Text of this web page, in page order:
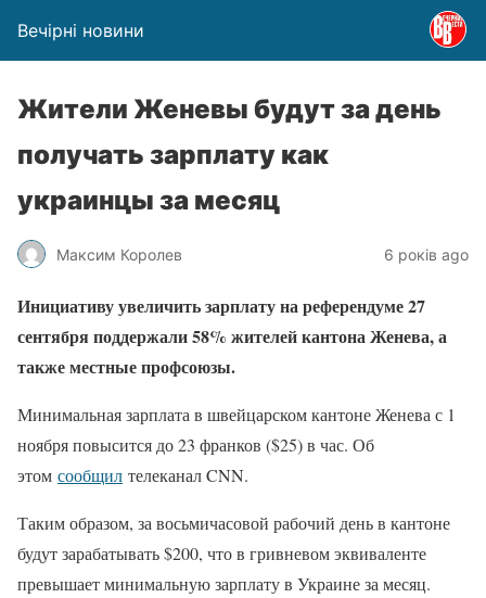
Вечірні новини
Жители Женевы будут за день
получать зарплату как
украинцы за месяц
Максим Королев 6 років ago
Инициативу увеличить зарплату на референдуме 27
сентября поддержали 58% жителей кантона Женева, а
также местные профсоюзы.
Минимальная зарплата в швейцарском кантоне Женева с 1
ноября повысится до 23 франков ($25) в час. Об
этом сообщил телеканал CNN.
Таким образом, за восьмичасовой рабочий день в кантоне
будут зарабатывать $200, что в гривневом эквиваленте
превышает минимальную зарплату в Украине за месяц.